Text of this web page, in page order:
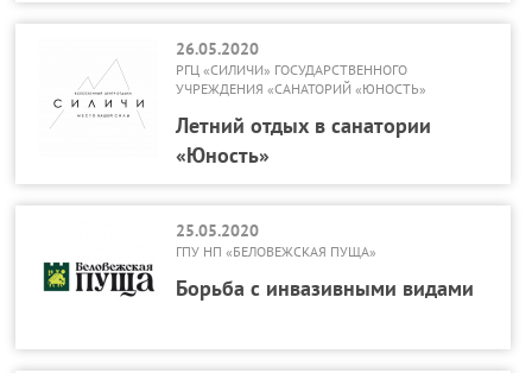
26.05.2020
РГЦ «СИЛИЧИ» ГОСУДАРСТВЕННОГО
УЧРЕЖДЕНИЯ «САНАТОРИЙ «ЮНОСТЬ»
Летний отдых в санатории
«Юность»
25.05.2020
ГПУ НП «БЕЛОВЕЖСКАЯ ПУЩА»
Борьба с инвазивными видами